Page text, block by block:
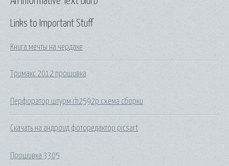
Links to Important Stuff
Книга мечты на чердаке
Тримакс 2012 прошивка
Перфоратор штурм rh2592p схема сборки
Скачать на андроид фоторедактор picsart
Прошивка 3305